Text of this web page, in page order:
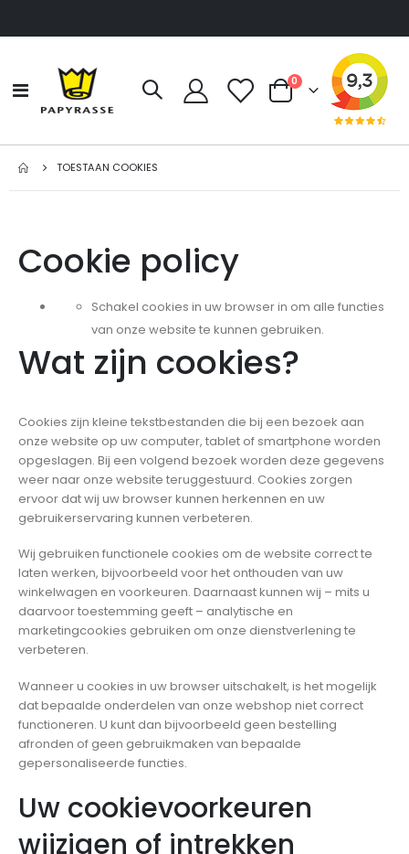
Toggle
Nav
Cart
0producten
TOESTAAN COOKIES
Cookie policy
Schakel cookies in uw browser in om alle functies
van onze website te kunnen gebruiken.
Wat zijn cookies?
Cookies zijn kleine tekstbestanden die bij een bezoek aan
onze website op uw computer, tablet of smartphone worden
opgeslagen. Bij een volgend bezoek worden deze gegevens
weer naar onze website teruggestuurd. Cookies zorgen
ervoor dat wij uw browser kunnen herkennen en uw
gebruikerservaring kunnen verbeteren.
Wij gebruiken functionele cookies om de website correct te
laten werken, bijvoorbeeld voor het onthouden van uw
winkelwagen en voorkeuren. Daarnaast kunnen wij – mits u
daarvoor toestemming geeft – analytische en
marketingcookies gebruiken om onze dienstverlening te
verbeteren.
Wanneer u cookies in uw browser uitschakelt, is het mogelijk
dat bepaalde onderdelen van onze webshop niet correct
functioneren. U kunt dan bijvoorbeeld geen bestelling
afronden of geen gebruikmaken van bepaalde
gepersonaliseerde functies.
Uw cookievoorkeuren
wijzigen of intrekken